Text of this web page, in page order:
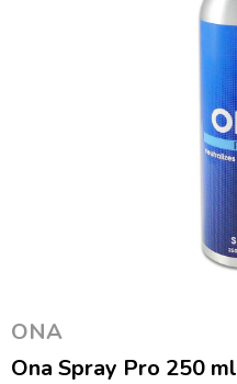
ONA
Ona Spray Pro 250 ml